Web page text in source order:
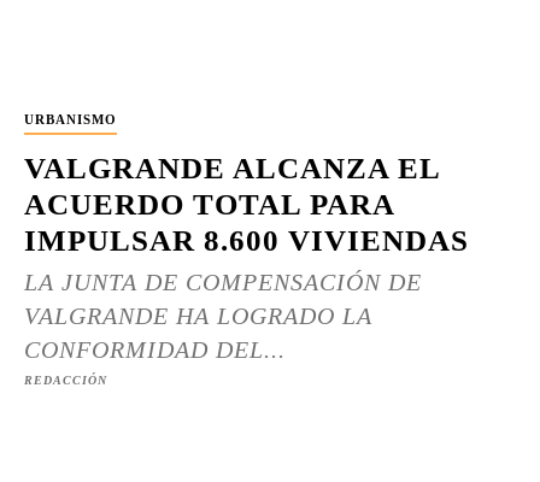
URBANISMO
VALGRANDE ALCANZA EL
ACUERDO TOTAL PARA
IMPULSAR 8.600 VIVIENDAS
LA JUNTA DE COMPENSACIÓN DE
VALGRANDE HA LOGRADO LA
CONFORMIDAD DEL...
REDACCIÓN